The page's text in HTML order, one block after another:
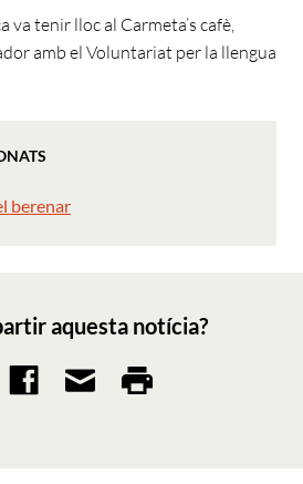
va tenir lloc al Carmeta’s cafè,
amb el Voluntariat per la llengua
berenar
aquesta notícia?